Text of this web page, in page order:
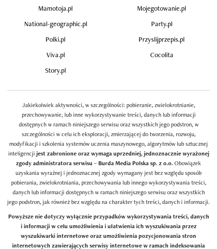
Mamotoja.pl
Mojegotowanie.pl
National-geographic.pl
Party.pl
Polki.pl
Przyslijprzepis.pl
Viva.pl
Cocolita
Story.pl
Jakiekolwiek aktywności, w szczególności: pobieranie, zwielokrotnianie,
przechowywanie, lub inne wykorzystywanie treści, danych lub informacji
dostępnych w ramach niniejszego serwisu oraz wszystkich jego podstron, w
szczególności w celu ich eksploracji, zmierzającej do tworzenia, rozwoju,
modyfikacji i szkolenia systemów uczenia maszynowego, algorytmów lub sztucznej
inteligencji jest zabronione oraz wymaga uprzedniej, jednoznacznie wyrażonej
zgody administratora serwisu – Burda Media Polska sp. z o.o.Obowiązek
uzyskania wyraźnej i jednoznacznej zgody wymagany jest bez względu sposób
pobierania, zwielokrotniania, przechowywania lub innego wykorzystywania treści,
danych lub informacji dostępnych w ramach niniejszego serwisu oraz wszystkich
jego podstron, jak również bez względu na charakter tych treści, danych i informacji.
Powyższe nie dotyczy wyłącznie przypadków wykorzystywania treści, danych
i informacji w celu umożliwienia i ułatwienia ich wyszukiwania przez
wyszukiwarki internetowe oraz umożliwienia pozycjonowania stron
internetowych zawierających serwisy internetowe w ramach indeksowania